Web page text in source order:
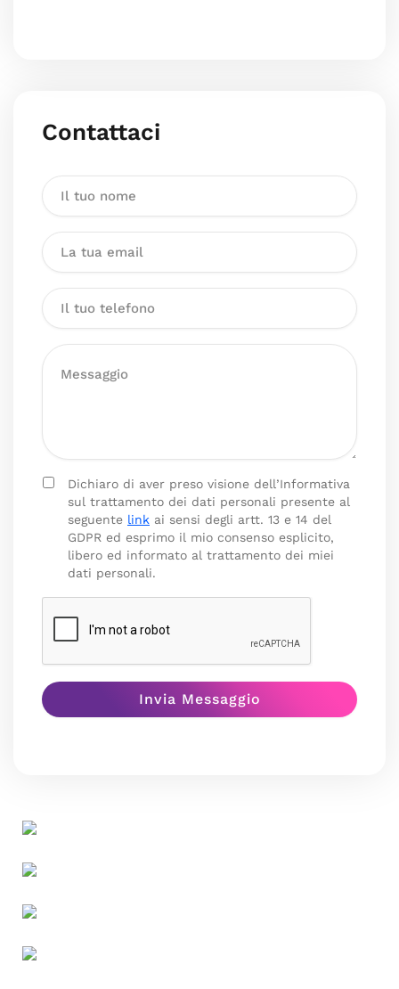
Contattaci
Dichiaro di aver preso visione dell’Informativa
sul trattamento dei dati personali presente al
seguente link ai sensi degli artt. 13 e 14 del
GDPR ed esprimo il mio consenso esplicito,
libero ed informato al trattamento dei miei
dati personali.